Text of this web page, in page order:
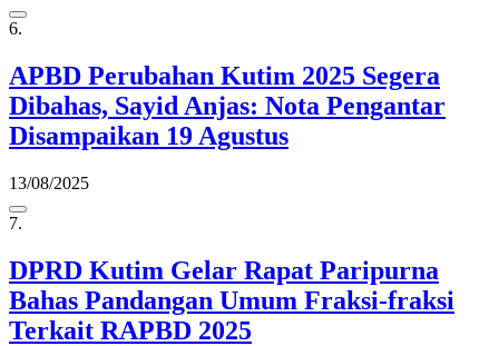
6.
APBD Perubahan Kutim 2025 Segera
Dibahas, Sayid Anjas: Nota Pengantar
Disampaikan 19 Agustus
13/08/2025
7.
DPRD Kutim Gelar Rapat Paripurna
Bahas Pandangan Umum Fraksi-fraksi
Terkait RAPBD 2025